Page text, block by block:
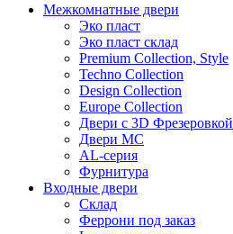
Межкомнатные двери
Эко пласт
Эко пласт склад
Premium Collection, Style
Techno Collection
Design Collection
Europe Collection
Двери с 3D Фрезеровкой
Двери МС
AL-серия
Фурнитура
Входные двери
Склад
Феррони под заказ